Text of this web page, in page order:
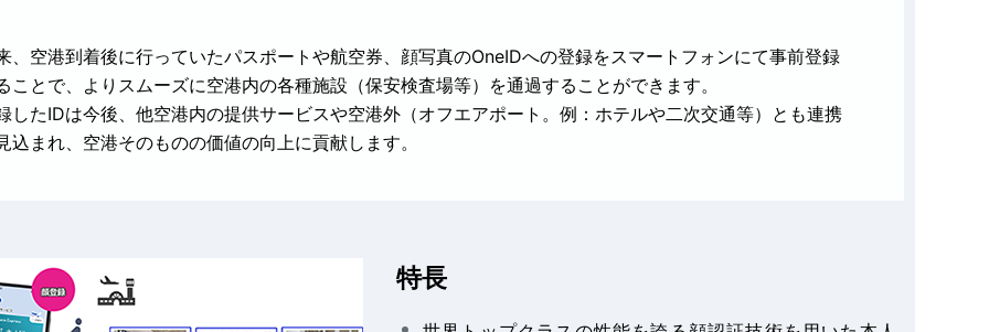
、空港到着後に行っていたパスポートや航空券、顔写真のOneIDへの登録をスマートフォンにて事前登録
ことで、よりスムーズに空港内の各種施設（保安検査場等）を通過することができます。
したIDは今後、他空港内の提供サービスや空港外（オフエアポート。例：ホテルや二次交通等）とも連携
込まれ、空港そのものの価値の向上に貢献します。
特長